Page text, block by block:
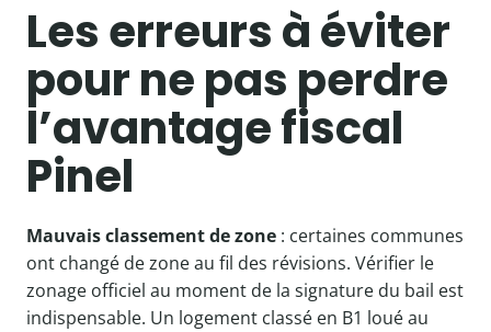
Les erreurs à éviter
pour ne pas perdre
l’avantage fiscal
Pinel
Mauvais classement de zone : certaines communes
ont changé de zone au fil des révisions. Vérifier le
zonage officiel au moment de la signature du bail est
indispensable. Un logement classé en B1 loué au